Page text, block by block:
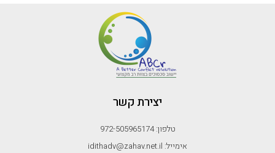
יצירת קשר
טלפון: 972-505965174
אימייל: idithadv@zahav.net.il